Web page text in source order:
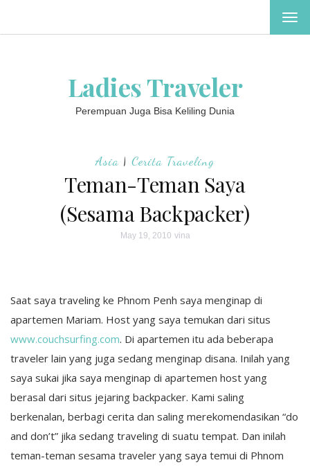
Ladies Traveler
Perempuan Juga Bisa Keliling Dunia
Asia | Cerita Traveling
Teman-Teman Saya
(Sesama Backpacker)
May 19, 2010 vina
Saat saya traveling ke Phnom Penh saya menginap di
apartemen Mariam. Host yang saya temukan dari situs
www.couchsurfing.com. Di apartemen itu ada beberapa
traveler lain yang juga sedang menginap disana. Inilah yang
saya sukai jika saya menginap di apartemen host yang
berasal dari situs jejaring backpacker. Kami saling
berkenalan, berbagi cerita dan saling merekomendasikan “do
and don’t” jika sedang traveling di suatu tempat. Dan inilah
teman-teman sesama traveler yang saya temui di Phnom